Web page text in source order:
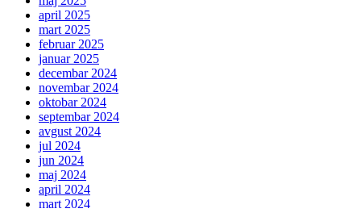
april 2025
mart 2025
februar 2025
januar 2025
decembar 2024
novembar 2024
oktobar 2024
septembar 2024
avgust 2024
jul 2024
jun 2024
maj 2024
april 2024
mart 2024